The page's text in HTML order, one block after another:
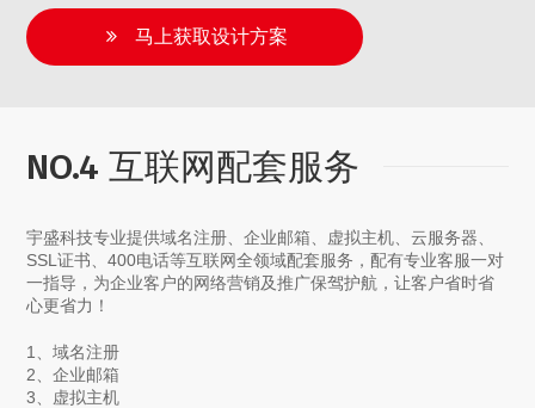
马上获取设计方案
NO.4 互联网配套服务
宇盛科技专业提供域名注册、企业邮箱、虚拟主机、云服务器、
SSL证书、400电话等互联网全领域配套服务，配有专业客服一对
一指导，为企业客户的网络营销及推广保驾护航，让客户省时省
心更省力！
1、域名注册
2、企业邮箱
3、虚拟主机